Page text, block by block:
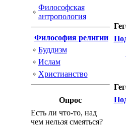
Философская
антропология
Философия религии
Буддизм
Ислам
Христианство
Опрос
Есть ли что-то, над
чем нельзя смеяться?